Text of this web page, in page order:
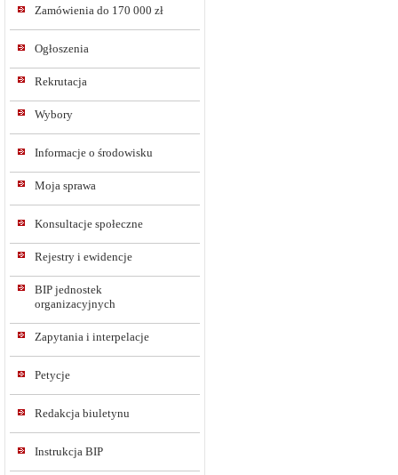
Zamówienia do 170 000 zł
Ogłoszenia
Rekrutacja
Wybory
Informacje o środowisku
Moja sprawa
Konsultacje społeczne
Rejestry i ewidencje
BIP jednostek
organizacyjnych
Zapytania i interpelacje
Petycje
Redakcja biuletynu
Instrukcja BIP